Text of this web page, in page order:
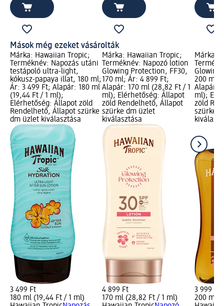
Mások még ezeket vásárolták
Márka: Hawaiian Tropic;
Terméknév: Napozás utáni
testápoló ultra-light,
kókusz-papaya illat, 180 ml;
Ár: 3 499 Ft; Alapár: 180 ml
(19,44 Ft / 1 ml);
Elérhetőség: Állapot zöld
Rendelhető, Állapot szürke
dm üzlet kiválasztása
3 499 Ft
180 ml (19,44 Ft / 1 ml)
Márka: Hawaiian Tropic;
Terméknév: Napozó lotion
Glowing Protection, FF30,
170 ml; Ár: 4 899 Ft;
Alapár: 170 ml (28,82 Ft / 1
ml); Elérhetőség: Állapot
zöld Rendelhető, Állapot
szürke dm üzlet
kiválasztása
4 899 Ft
170 ml (28,82 Ft / 1 ml)
Márka:
Glowing
200 ml;
Alapár:
ml);
zöld
szürke
3 999 Ft
200 ml